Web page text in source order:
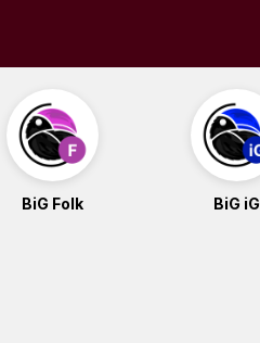
BiG Folk BiG iG